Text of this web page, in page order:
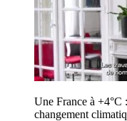
Une France à +4°C
changement